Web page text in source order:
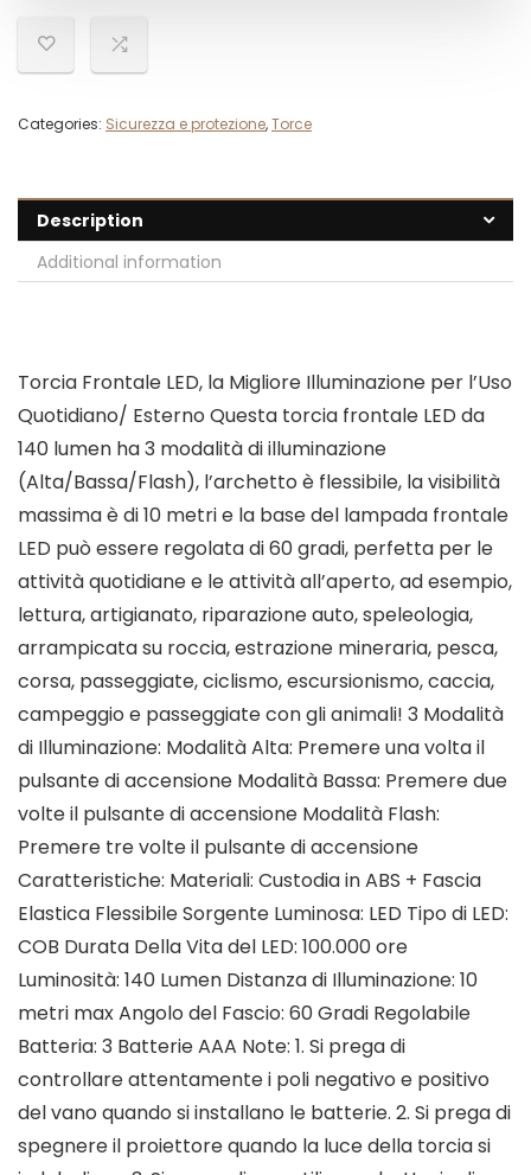
Categories: Sicurezza e protezione,Torce
Description
Additional information
Torcia Frontale LED, la Migliore Illuminazione per l’Uso
Quotidiano/ Esterno Questa torcia frontale LED da
140 lumen ha 3 modalità di illuminazione
(Alta/Bassa/Flash), l’archetto è flessibile, la visibilità
massima è di 10 metri e la base del lampada frontale
LED può essere regolata di 60 gradi, perfetta per le
attività quotidiane e le attività all’aperto, ad esempio,
lettura, artigianato, riparazione auto, speleologia,
arrampicata su roccia, estrazione mineraria, pesca,
corsa, passeggiate, ciclismo, escursionismo, caccia,
campeggio e passeggiate con gli animali! 3 Modalità
di Illuminazione: Modalità Alta: Premere una volta il
pulsante di accensione Modalità Bassa: Premere due
volte il pulsante di accensione Modalità Flash:
Premere tre volte il pulsante di accensione
Caratteristiche: Materiali: Custodia in ABS + Fascia
Elastica Flessibile Sorgente Luminosa: LED Tipo di LED:
COB Durata Della Vita del LED: 100.000 ore
Luminosità: 140 Lumen Distanza di Illuminazione: 10
metri max Angolo del Fascio: 60 Gradi Regolabile
Batteria: 3 Batterie AAA Note: 1. Si prega di
controllare attentamente i poli negativo e positivo
del vano quando si installano le batterie. 2. Si prega di
spegnere il proiettore quando la luce della torcia si